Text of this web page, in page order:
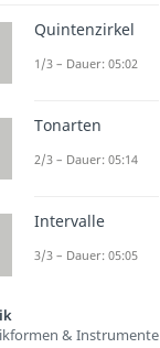
Quintenzirkel
1/3 – Dauer: 05:02
Tonarten
2/3 – Dauer: 05:14
Intervalle
3/3 – Dauer: 05:05
& Instrumente